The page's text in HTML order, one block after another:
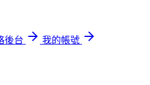
後台
我的帳號